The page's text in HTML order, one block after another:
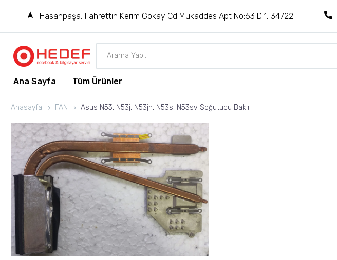
Hasanpaşa, Fahrettin Kerim Gökay Cd Mukaddes Apt No:63 D:1, 34722
Ana Sayfa Tüm Ürünler
Anasayfa FAN Asus N53, N53j, N53jn, N53s, N53sv Soğutucu Bakır